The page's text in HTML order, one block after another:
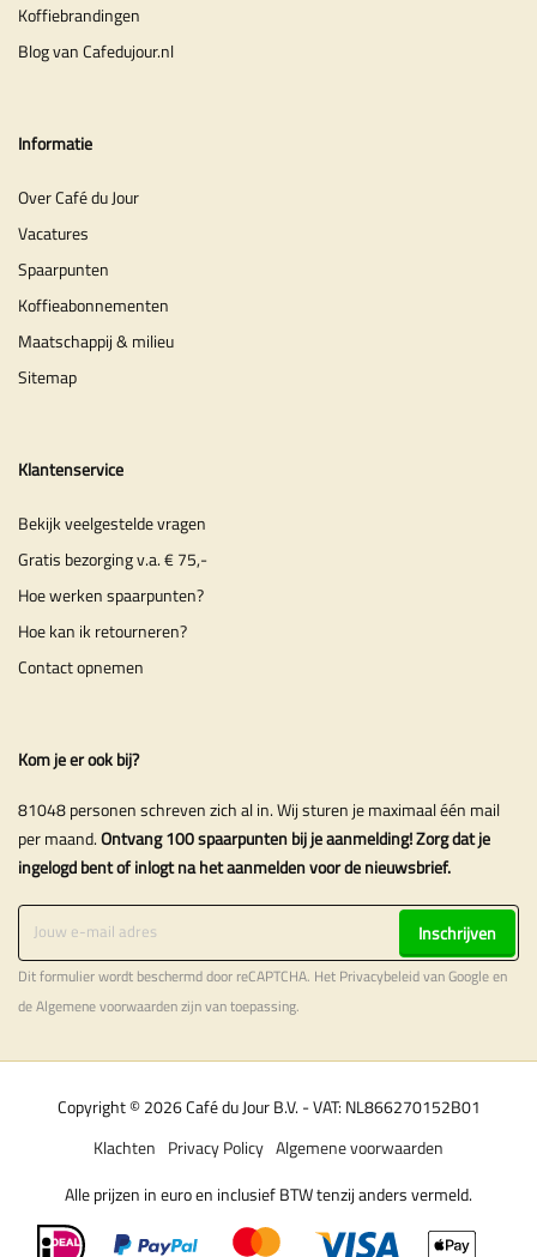
Koffiebrandingen
Blog van Cafedujour.nl
Informatie
Over Café du Jour
Vacatures
Spaarpunten
Koffieabonnementen
Maatschappij & milieu
Sitemap
Klantenservice
Bekijk veelgestelde vragen
Gratis bezorging v.a. € 75,-
Hoe werken spaarpunten?
Hoe kan ik retourneren?
Contact opnemen
Kom je er ook bij?
81048 personen schreven zich al in. Wij sturen je maximaal één mail
per maand.Ontvang 100 spaarpunten bij je aanmelding! Zorg dat je
ingelogd bent of inlogt na het aanmelden voor de nieuwsbrief.
Inschrijven
Dit formulier wordt beschermd door reCAPTCHA. Het Privacybeleidvan Google en
deAlgemene voorwaardenzijn van toepassing.
Copyright © 2026 Café du Jour B.V. - VAT: NL866270152B01
Algemene voorwaarden
Privacy Policy
Klachten
Alle prijzen in euro en inclusief BTW tenzij anders vermeld.